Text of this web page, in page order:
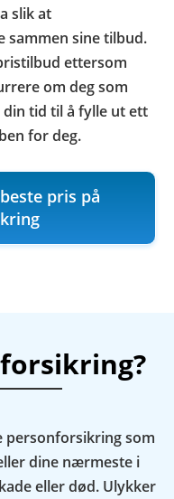
slik at
sammen sine tilbud.
ettersom
om deg som
tid til å fylle ut ett
for deg.
pris på
personforsikring som
dine nærmeste i
eller død. Ulykker